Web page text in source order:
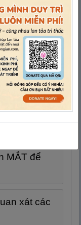
dõi theo tỉnh
NHỎ có
MẮT để
xát các